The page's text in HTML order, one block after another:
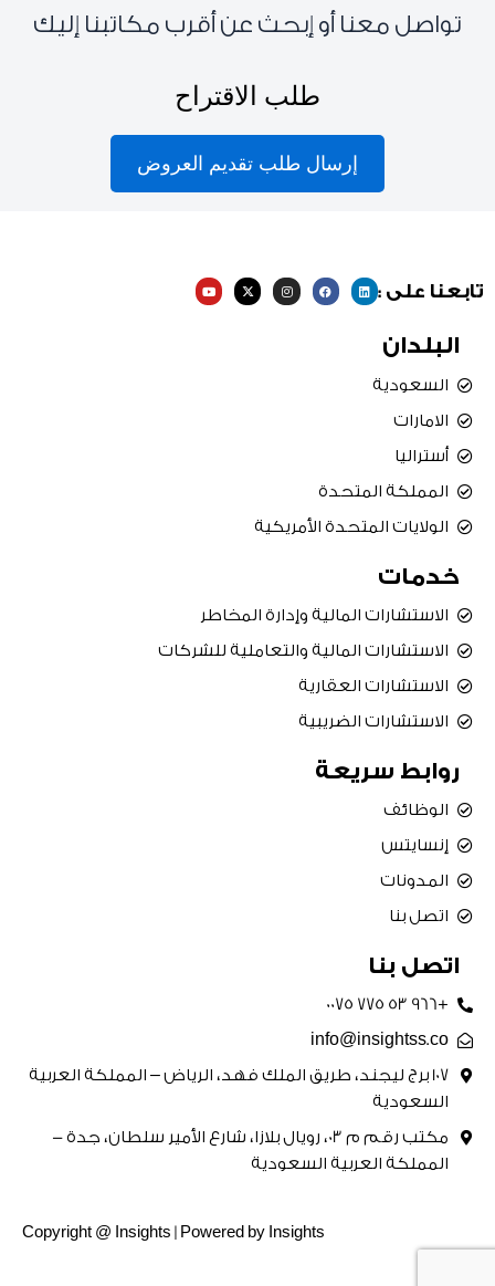
تواصل معنا أو إبحث عن أقرب مكاتبنا إليك
طلب الاقتراح
إرسال طلب تقديم العروض
تابعنا على : L
i
n
F
a
c
I
n
s
X
-
t
Y
o
u
البلدان
السعودية
الامارات
أستراليا
المملكة المتحدة
الولايات المتحدة الأمريكية
خدمات
الاستشارات المالية وإدارة المخاطر
الاستشارات المالية والتعاملية للشركات
الاستشارات العقارية
الاستشارات الضريبية
روابط سريعة
الوظائف
إنسايتس
المدونات
اتصل بنا
اتصل بنا
+966 53 775 0075
info@insightss.co
107 برج ليجند، طريق الملك فهد، الرياض – المملكة العربية
السعودية
مكتب رقم م 03، رويال بلازا، شارع الأمير سلطان، جدة -
المملكة العربية السعودية
Copyright @ Insights | Powered by Insights